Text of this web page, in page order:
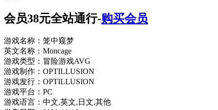
会员38元全站通行-购买会员
游戏名称：笼中窥梦
英文名称：Moncage
游戏类型：冒险游戏AVG
游戏制作：OPTILLUSION
游戏发行：OPTILLUSION
游戏平台：PC
游戏语言：中文,英文,日文,其他